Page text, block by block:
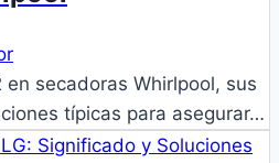
en secadoras Whirlpool, sus
típicas para asegurar…